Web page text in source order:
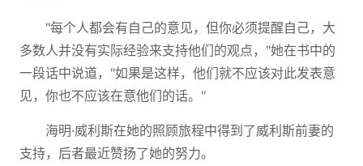
"每个人都会有自己的意见，但你必须提醒自己，大
多数人并没有实际经验来支持他们的观点，"她在书中的
一段话中说道，"如果是这样，他们就不应该对此发表意
见，你也不应该在意他们的话。"
海明·威利斯在她的照顾旅程中得到了威利斯前妻的
支持，后者最近赞扬了她的努力。